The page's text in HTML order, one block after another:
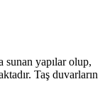
sunan yapılar olup,
Taş duvarların